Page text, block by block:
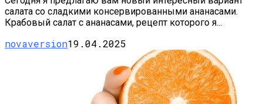
салата со сладкими консервированными ананасами.
Крабовый салат с ананасами, рецепт которого я...
novaversion19.04.2025